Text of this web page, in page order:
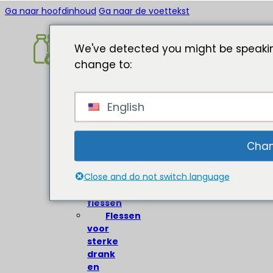
Ga naar hoofdinhoud Ga naar de voettekst
Home
Glazen
Wijnflessen
Bierflessen
flessen
Flessen
voor
sterke
drank
en
We've detected you might be
change to:
English
Close and do not switch language